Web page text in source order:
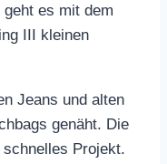
es mit dem
III kleinen
Jeans und alten
genäht. Die
Projekt.